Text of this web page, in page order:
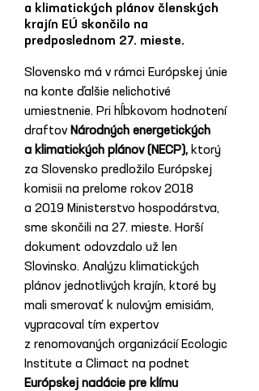
a klimatických plánov členských
krajín EÚ skončilo na
predposlednom 27. mieste.
Slovensko má v rámci Európskej únie
na konte ďalšie nelichotivé
umiestnenie. Pri hĺbkovom hodnotení
draftov Národných energetických
a klimatických plánov (NECP), ktorý
za Slovensko predložilo Európskej
komisii na prelome rokov 2018
a 2019 Ministerstvo hospodárstva,
sme skončili na 27. mieste. Horší
dokument odovzdalo už len
Slovinsko. Analýzu klimatických
plánov jednotlivých krajín, ktoré by
mali smerovať k nulovým emisiám,
vypracoval tím expertov
z renomovaných organizácií Ecologic
Institute a Climact na podnet
Európskej nadácie pre klímu